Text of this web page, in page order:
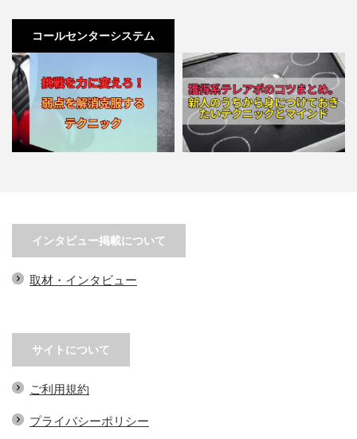
コールセンターシステム
インタビュー掲載について
取材・インタビュー
サイトについて
ご利用規約
プライバシーポリシー